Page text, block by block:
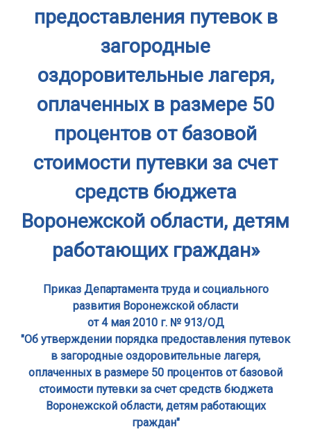
предоставления путевок в
загородные
оздоровительные лагеря,
оплаченных в размере 50
процентов от базовой
стоимости путевки за счет
средств бюджета
Воронежской области, детям
работающих граждан»
Приказ Департамента труда и социального
развития Воронежской области
от 4 мая 2010 г. № 913/ОД
"Об утверждении порядка предоставления путевок
в загородные оздоровительные лагеря,
оплаченных в размере 50 процентов от базовой
стоимости путевки за счет средств бюджета
Воронежской области, детям работающих
граждан"